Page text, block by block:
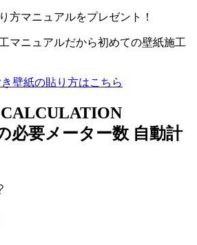
方マニュアルをプレゼント！
マニュアルだから初めての壁紙施工
壁紙の貼り方はこちら
必要メーター数 自動計